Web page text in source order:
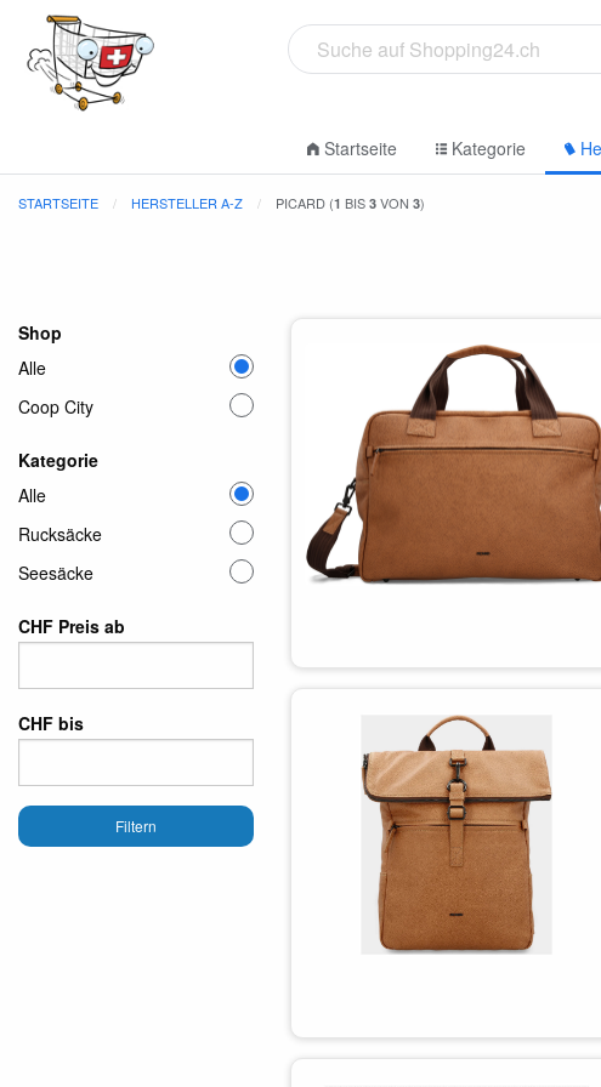
Startseite Kategorie
STARTSEITE HERSTELLER A-Z PICARD (1 BIS 3 VON 3)
Shop
Alle
Coop City
Kategorie
Alle
Rucksäcke
Seesäcke
CHF Preis ab
CHF bis
Filtern